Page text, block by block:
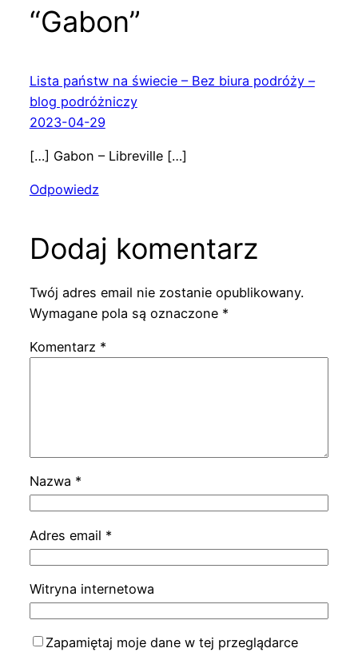
“Gabon”
Lista państw na świecie – Bez biura podróży –
blog podróżniczy
2023-04-29
[…] Gabon – Libreville […]
Odpowiedz
Dodaj komentarz
Twój adres email nie zostanie opublikowany.
Wymagane pola są oznaczone *
Komentarz *
Nazwa *
Adres email *
Witryna internetowa
Zapamiętaj moje dane w tej przeglądarce